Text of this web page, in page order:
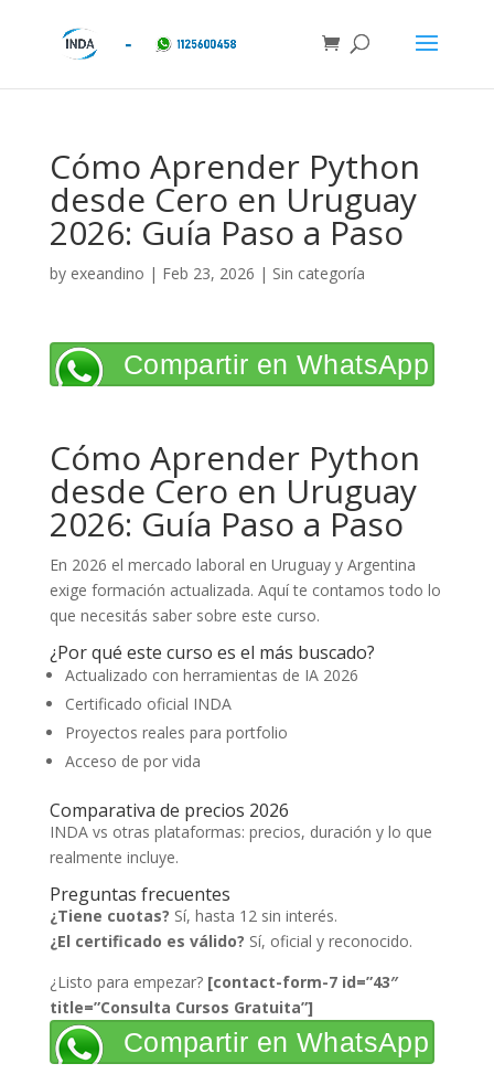
Cómo Aprender Python
desde Cero en Uruguay
2026: Guía Paso a Paso
by exeandino | Feb 23, 2026 | Sin categoría
Compartir en WhatsApp
Cómo Aprender Python
desde Cero en Uruguay
2026: Guía Paso a Paso
En 2026 el mercado laboral en Uruguay y Argentina
exige formación actualizada. Aquí te contamos todo lo
que necesitás saber sobre este curso.
¿Por qué este curso es el más buscado?
Actualizado con herramientas de IA 2026
Certificado oficial INDA
Proyectos reales para portfolio
Acceso de por vida
Comparativa de precios 2026
INDA vs otras plataformas: precios, duración y lo que
realmente incluye.
Preguntas frecuentes
¿Tiene cuotas? Sí, hasta 12 sin interés.
¿El certificado es válido? Sí, oficial y reconocido.
¿Listo para empezar? [contact-form-7 id=”43″
title=”Consulta Cursos Gratuita”]
Compartir en WhatsApp